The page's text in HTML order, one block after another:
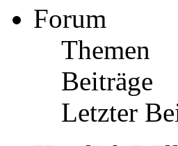
Forum
Themen
Beiträge
Letzter